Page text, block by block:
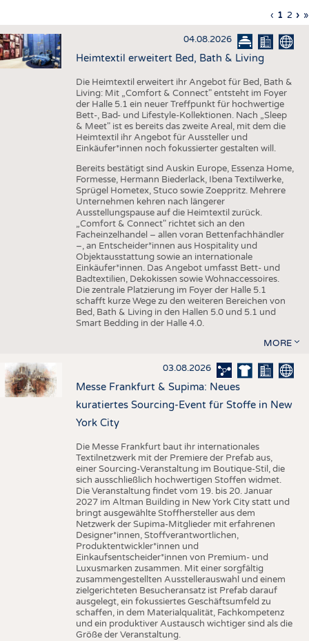
TESTS
AUSSCHREIBUNGEN
DTV AUSSCHREIBUNGSDIENST
STATISTICS
ADRESSEN & LINKS
PUBLIKATIONEN
BRANCHENTERMINE
Seitennummerierung
Seite
‹
Seite
1 Seite
2 › »
04.08.2026
Heimtextil erweitert Bed, Bath & Living
Die Heimtextil erweitert ihr Angebot für Bed, Bath &
Living: Mit „Comfort & Connect" entsteht im Foyer
der Halle 5.1 ein neuer Treffpunkt für hochwertige
Bett-, Bad- und Lifestyle-Kollektionen. Nach „Sleep
& Meet" ist es bereits das zweite Areal, mit dem die
Heimtextil ihr Angebot für Aussteller und
Einkäufer*innen noch fokussierter gestalten will.
Bereits bestätigt sind Auskin Europe, Essenza Home,
Formesse, Hermann Biederlack, Ibena Textilwerke,
Sprügel Hometex, Stuco sowie Zoeppritz. Mehrere
Unternehmen kehren nach längerer
Ausstellungspause auf die Heimtextil zurück.
„Comfort & Connect" richtet sich an den
Facheinzelhandel – allen voran Bettenfachhändler
–, an Entscheider*innen aus Hospitality und
Objektausstattung sowie an internationale
Einkäufer*innen. Das Angebot umfasst Bett- und
Badtextilien, Dekokissen sowie Wohnaccessoires.
Die zentrale Platzierung im Foyer der Halle 5.1
schafft kurze Wege zu den weiteren Bereichen von
Bed, Bath & Living in den Hallen 5.0 und 5.1 und
Smart Bedding in der Halle 4.0.
MORE
03.08.2026
Messe Frankfurt & Supima: Neues
kuratiertes Sourcing-Event für Stoffe in New
York City
Die Messe Frankfurt baut ihr internationales
Textilnetzwerk mit der Premiere der Prefab aus,
einer Sourcing-Veranstaltung im Boutique-Stil, die
sich ausschließlich hochwertigen Stoffen widmet.
Die Veranstaltung findet vom 19. bis 20. Januar
2027 im Altman Building in New York City statt und
bringt ausgewählte Stoffhersteller aus dem
Netzwerk der Supima-Mitglieder mit erfahrenen
Designer*innen, Stoffverantwortlichen,
Produktentwickler*innen und
Einkaufsentscheider*innen von Premium- und
Luxusmarken zusammen. Mit einer sorgfältig
zusammengestellten Ausstellerauswahl und einem
zielgerichteten Besucheransatz ist Prefab darauf
ausgelegt, ein fokussiertes Geschäftsumfeld zu
schaffen, in dem Materialqualität, Fachkompetenz
und ein produktiver Austausch wichtiger sind als die
Größe der Veranstaltung.